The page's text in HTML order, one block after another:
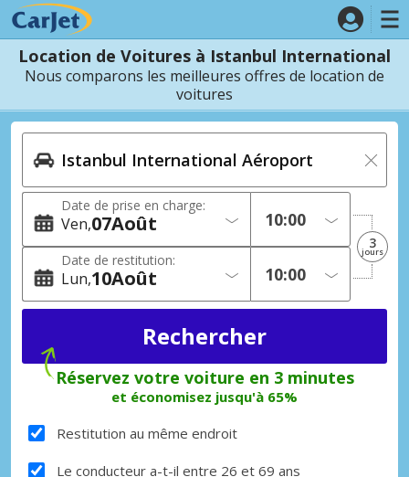
Location de Voitures à Istanbul International
Nous comparons les meilleures offres de location de
voitures
Date de prise en charge:
Ven 07Août
Date de restitution:
Lun 10Août
3
jours
Réservez votre voiture en 3 minutes
et économisez jusqu'à 65%
Restitution au même endroit
Le conducteur a-t-il entre 26 et 69 ans